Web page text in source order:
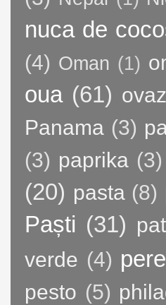
nuca de
(4) Oman (1)
oua (61) ovaz
Panama (3)
(3) paprika (3)
(20) pasta (8)
Paști (31)
verde (4) pere
pesto (5)